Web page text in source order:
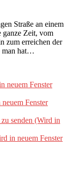
Straße an einem
ganze Zeit, vom
zum erreichen der
man hat…
neuem Fenster
Fenster
senden (Wird in
in neuem Fenster